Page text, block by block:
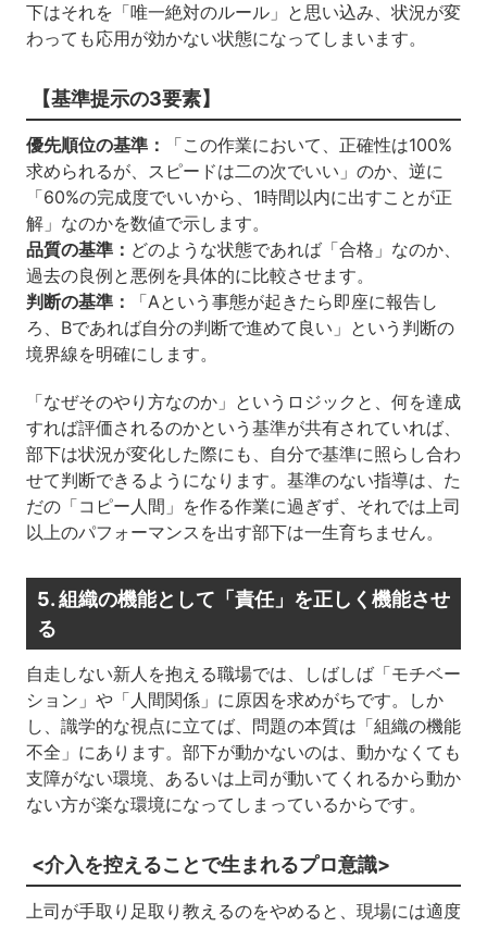
下はそれを「唯一絶対のルール」と思い込み、状況が変
わっても応用が効かない状態になってしまいます。
【基準提示の3要素】
優先順位の基準：
「この作業において、正確性は100%
求められるが、スピードは二の次でいい」のか、逆に
「60%の完成度でいいから、1時間以内に出すことが正
解」なのかを数値で示します。
品質の基準： どのような状態であれば「合格」なのか、
過去の良例と悪例を具体的に比較させます。
判断の基準：
「Aという事態が起きたら即座に報告し
ろ、Bであれば自分の判断で進めて良い」という判断の
境界線を明確にします。
「なぜそのやり方なのか」というロジックと、何を達成
すれば評価されるのかという基準が共有されていれば、
部下は状況が変化した際にも、自分で基準に照らし合わ
せて判断できるようになります。基準のない指導は、た
だの「コピー人間」を作る作業に過ぎず、それでは上司
以上のパフォーマンスを出す部下は一生育ちません。
5. 組織の機能として「責任」を正しく機能させ
る
自走しない新人を抱える職場では、しばしば「モチベー
ション」や「人間関係」に原因を求めがちです。しか
し、識学的な視点に立てば、問題の本質は「組織の機能
不全」にあります。部下が動かないのは、動かなくても
支障がない環境、あるいは上司が動いてくれるから動か
ない方が楽な環境になってしまっているからです。
<介入を控えることで生まれるプロ意識>
上司が手取り足取り教えるのをやめると、現場には適度